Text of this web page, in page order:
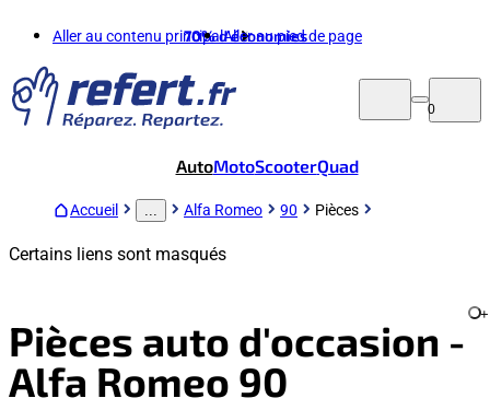
Aller au contenu principalAller au pied de page
70%d'économies
0
AutoMotoScooterQuad
Accueil Alfa Romeo 90 Pièces
Certains liens sont masqués
Pièces auto d'occasion -
Alfa Romeo 90
+